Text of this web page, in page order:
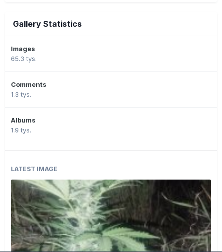
Gallery Statistics
Images
65.3 tys.
Comments
1.3 tys.
Albums
1.9 tys.
LATEST IMAGE